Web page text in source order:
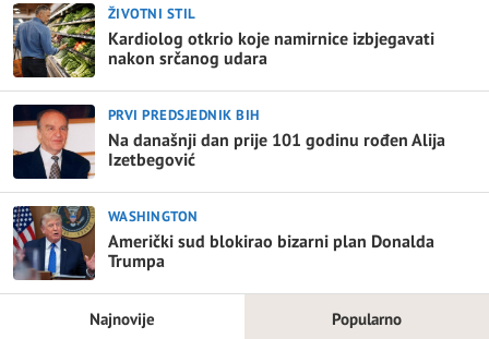
ŽIVOTNI STIL
Kardiolog otkrio koje namirnice izbjegavati
nakon srčanog udara
PRVI PREDSJEDNIK BIH
Na današnji dan prije 101 godinu rođen Alija
Izetbegović
WASHINGTON
Američki sud blokirao bizarni plan Donalda
Trumpa
Najnovije Popularno